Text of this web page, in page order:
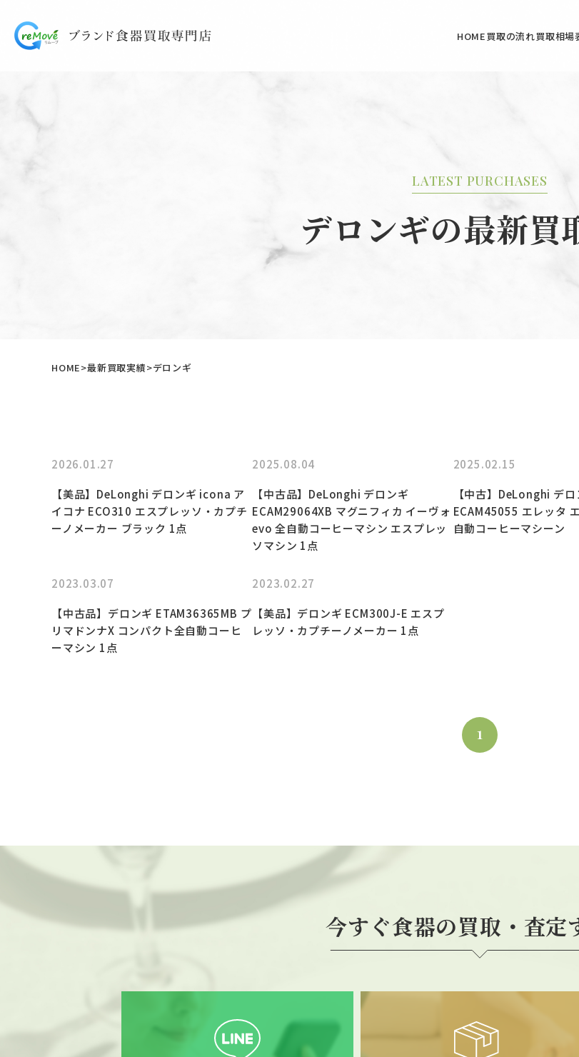
HOME買取の流れ買取相場
LATEST PURCHASES
デロンギの最新買
HOME 最新買取実績 デロンギ
2026.01.27
【美品】DeLonghi デロンギ icona ア
イコナ ECO310 エスプレッソ・カプチ
ーノメーカー ブラック 1点
2025.08.04
【中古品】DeLonghi デロンギ
ECAM29064XB マグニフィカ イーヴォ
evo 全自動コーヒーマシン エスプレッ
ソマシン 1点
2025.02.15
【中古】DeLonghi デロ
ECAM45055 エレッタ
自動コーヒーマシーン
2023.03.07
【中古品】デロンギ ETAM36365MB プ
リマドンナX コンパクト全自動コーヒ
ーマシン 1点
2023.02.27
【美品】デロンギ ECM300J-E エスプ
レッソ・カプチーノメーカー 1点
1
今すぐ食器の買取・査定